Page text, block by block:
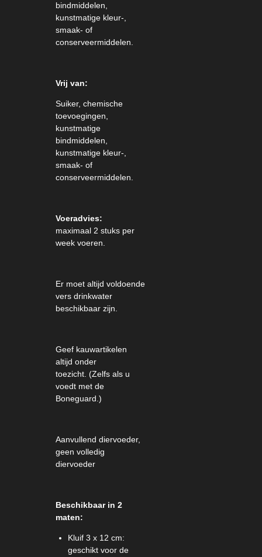
bindmiddelen,
kunstmatige kleur-,
smaak- of
conserveermiddelen.
Vrij van:
Suiker, chemische
toevoegingen,
kunstmatige
bindmiddelen,
kunstmatige kleur-,
smaak- of
conserveermiddelen.
Voeradvies:
maximaal 2 stuks per
week voeren.
Er moet altijd voldoende
vers drinkwater
beschikbaar zijn.
Geef kauwartikelen
altijd onder
toezicht. (Zelfs als u
voedt met de
Boneguard.)
Aanvullend diervoeder,
geen volledig
diervoeder
Beschikbaar in 2
maten:
Kluif 3 x 12 cm:
geschikt voor de